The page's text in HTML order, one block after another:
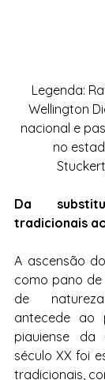
Legenda:
Wellington
nacional e
no
Da
tradicionais
A ascensão
como pano
de
antecede ao
piauiense da
século XX foi
tradicionais,